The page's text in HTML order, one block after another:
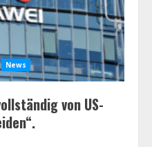
News
von US-